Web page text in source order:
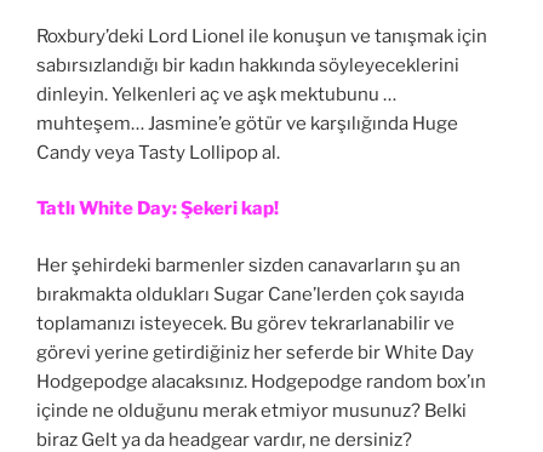
Roxbury’deki Lord Lionel ile konuşun ve tanışmak için
sabırsızlandığı bir kadın hakkında söyleyeceklerini
dinleyin. Yelkenleri aç ve aşk mektubunu …
muhteşem… Jasmine’e götür ve karşılığında Huge
Candy veya Tasty Lollipop al.
Tatlı White Day: Şekeri kap!
Her şehirdeki barmenler sizden canavarların şu an
bırakmakta oldukları Sugar Cane’lerden çok sayıda
toplamanızı isteyecek. Bu görev tekrarlanabilir ve
görevi yerine getirdiğiniz her seferde bir White Day
Hodgepodge alacaksınız. Hodgepodge random box’ın
içinde ne olduğunu merak etmiyor musunuz? Belki
biraz Gelt ya da headgear vardır, ne dersiniz?